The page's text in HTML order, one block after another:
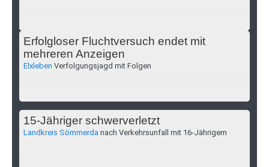
Erfolgloser Fluchtversuch endet mit
mehreren Anzeigen
Elxleben Verfolgungsjagd mit Folgen
15-Jähriger schwerverletzt
Landkreis Sömmerda nach Verkehrsunfall mit 16-Jährigem